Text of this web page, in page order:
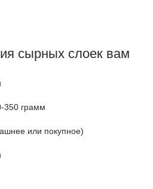
сырных слоек вам
350 грамм
или покупное)